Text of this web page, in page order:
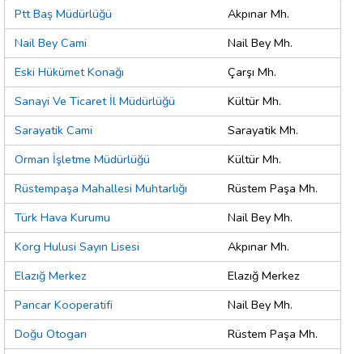
Ptt Baş Müdürlüğü
Akpınar Mh.
Nail Bey Cami
Nail Bey Mh.
Eski Hükümet Konağı
Çarşı Mh.
Sanayi Ve Ticaret İl Müdürlüğü
Kültür Mh.
Sarayatik Cami
Sarayatik Mh.
Orman İşletme Müdürlüğü
Kültür Mh.
Rüstempaşa Mahallesi Muhtarlığı
Rüstem Paşa Mh.
Türk Hava Kurumu
Nail Bey Mh.
Korg Hulusi Sayın Lisesi
Akpınar Mh.
Elazığ Merkez
Elazığ Merkez
Pancar Kooperatifi
Nail Bey Mh.
Doğu Otogarı
Rüstem Paşa Mh.